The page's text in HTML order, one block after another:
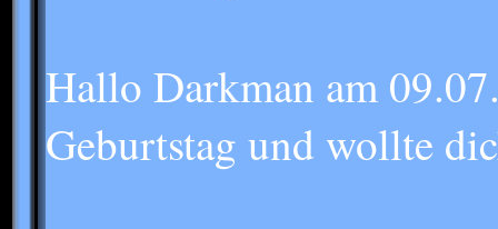
Hallo Darkman am
Geburtstag und wollte